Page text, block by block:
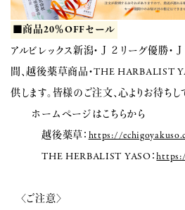
■商品20％OFFセール
アルビレックス新潟・Ｊ２リーグ優勝・
間、越後薬草商品・THE HARBALIST
供します。皆様のご注文、心よりお待ちし
ホームページはこちらから
越後薬草：https://
THE HERBALIST YASO：
〈ご注意〉